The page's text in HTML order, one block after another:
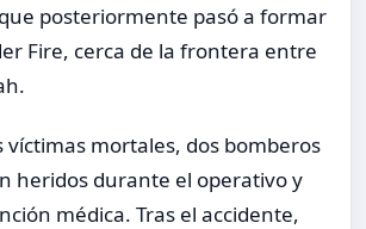
posteriormente pasó a formar
Fire, cerca de la frontera entre
víctimas mortales, dos bomberos
heridos durante el operativo y
médica. Tras el accidente,